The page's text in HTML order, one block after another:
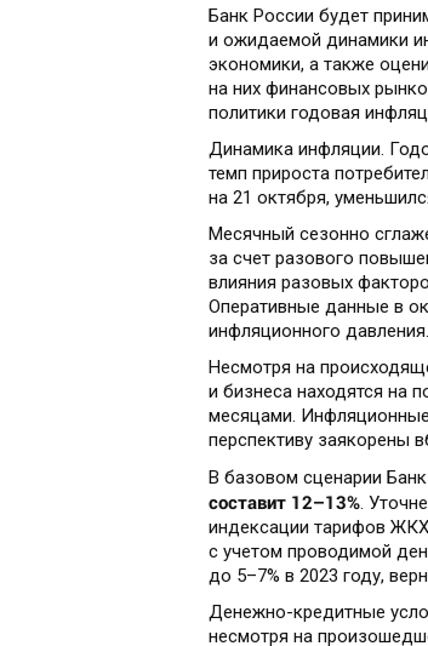
Банк России будет
и ожидаемой динамики
экономики, а также
на них финансовых
политики годовая
Динамика инфляции.
темп прироста
на 21 октября,
Месячный сезонно
за счет разового
влияния разовых
Оперативные данные в
инфляционного давления.
Несмотря на
и бизнеса находятся на
месяцами.
перспективу заякорены
В базовом сценарии
составит 12–13%.
индексации тарифов
с учетом проводимой
до 5–7% в 2023 году,
Денежно-кредитные
несмотря на